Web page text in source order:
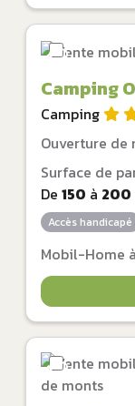
Camping
Camping
Ouverture
Surface de
De 150 à 200
Accès handicapé
Mobil-Home